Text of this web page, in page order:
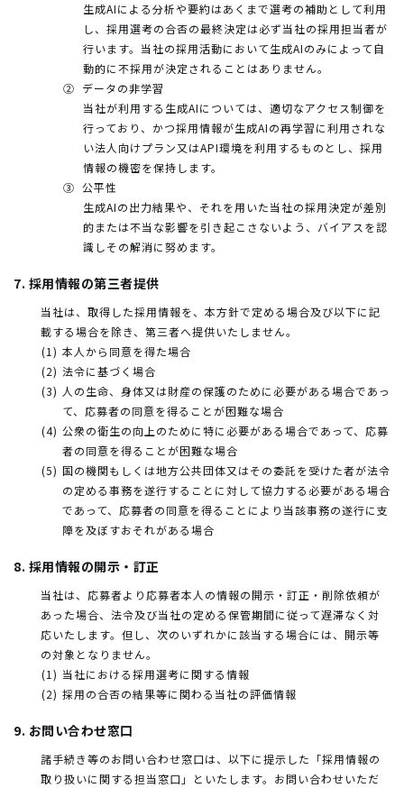
生成AIによる分析や要約はあくまで選考の補助として利用
し、採用選考の合否の最終決定は必ず当社の採用担当者が
行います。当社の採用活動において生成AIのみによって自
動的に不採用が決定されることはありません。
データの非学習
当社が利用する生成AIについては、適切なアクセス制御を
行っており、かつ採用情報が生成AIの再学習に利用されな
い法人向けプラン又はAPI環境を利用するものとし、採用
情報の機密を保持します。
公平性
生成AIの出力結果や、それを用いた当社の採用決定が差別
的または不当な影響を引き起こさないよう、バイアスを認
識しその解消に努めます。
7. 採用情報の第三者提供
当社は、取得した採用情報を、本方針で定める場合及び以下に記
載する場合を除き、第三者へ提供いたしません。
本人から同意を得た場合
法令に基づく場合
人の生命、身体又は財産の保護のために必要がある場合であっ
て、応募者の同意を得ることが困難な場合
公衆の衛生の向上のために特に必要がある場合であって、応募
者の同意を得ることが困難な場合
国の機関もしくは地方公共団体又はその委託を受けた者が法令
の定める事務を遂行することに対して協力する必要がある場合
であって、応募者の同意を得ることにより当該事務の遂行に支
障を及ぼすおそれがある場合
8. 採用情報の開示・訂正
当社は、応募者より応募者本人の情報の開示・訂正・削除依頼が
あった場合、法令及び当社の定める保管期間に従って遅滞なく対
応いたします。但し、次のいずれかに該当する場合には、開示等
の対象となりません。
当社における採用選考に関する情報
採用の合否の結果等に関わる当社の評価情報
9. お問い合わせ窓口
諸手続き等のお問い合わせ窓口は、以下に提示した「採用情報の
取り扱いに関する担当窓口」といたします。お問い合わせいただ